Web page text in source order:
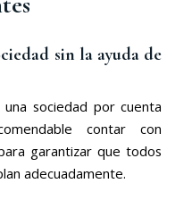
sin la ayuda de
sociedad por cuenta
contar con
garantizar que todos
adecuadamente.